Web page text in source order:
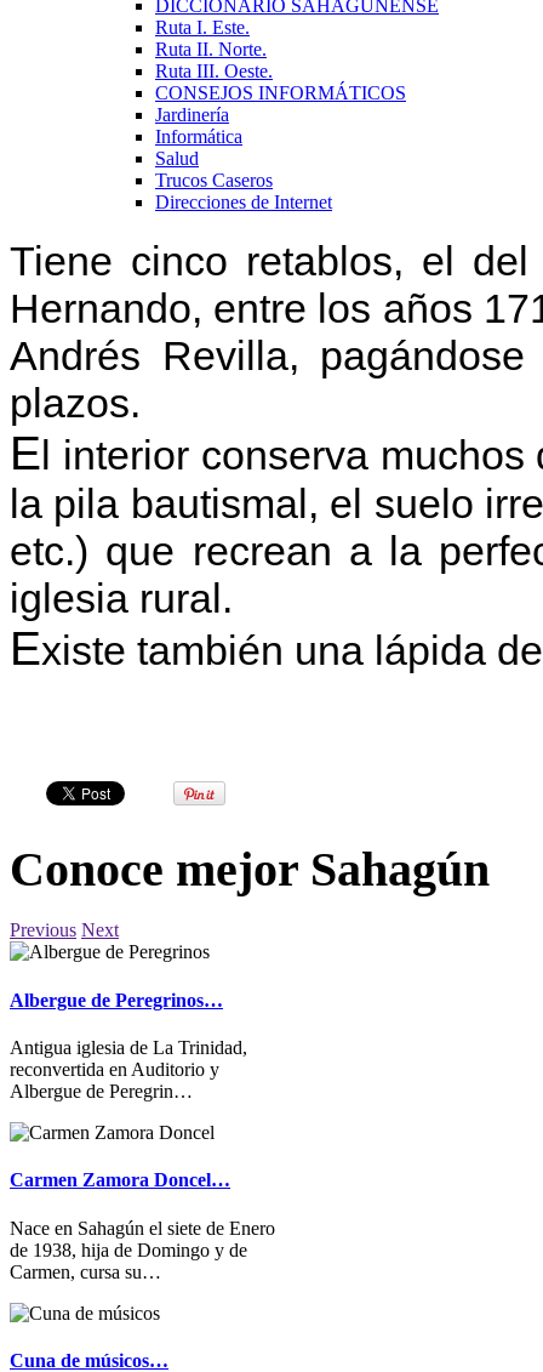
DICCIONARIO SAHAGUNENSE
Ruta I. Este.
Ruta II. Norte.
Ruta III. Oeste.
CONSEJOS INFORMÁTICOS
Jardinería
Informática
Salud
Trucos Caseros
Direcciones de Internet
Tiene cinco retablos, el
Hernando, entre los años
Andrés Revilla,
plazos.
El interior conserva
la pila bautismal, el suelo
etc.) que recrean a la
iglesia rural.
Existe también una lápida
Conoce mejor Sahagún
Previous Next
Albergue de Peregrinos…
Antigua iglesia de La Trinidad,
reconvertida en Auditorio y
Albergue de Peregrin…
Carmen Zamora Doncel…
Nace en Sahagún el siete de Enero
de 1938, hija de Domingo y de
Carmen, cursa su…
Cuna de músicos…